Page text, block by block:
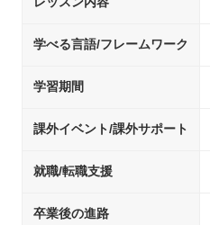
学べる言語/フレームワーク
学習期間
課外イベント/課外サポート
就職/転職支援
卒業後の進路